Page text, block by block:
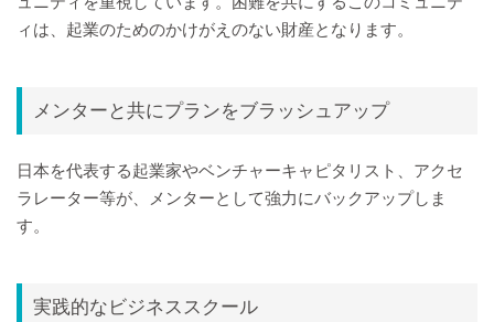
ィは、起業のためのかけがえのない財産となります。
メンターと共にプランをブラッシュアップ
日本を代表する起業家やベンチャーキャピタリスト、アクセ
ラレーター等が、メンターとして強力にバックアップしま
す。
実践的なビジネススクール